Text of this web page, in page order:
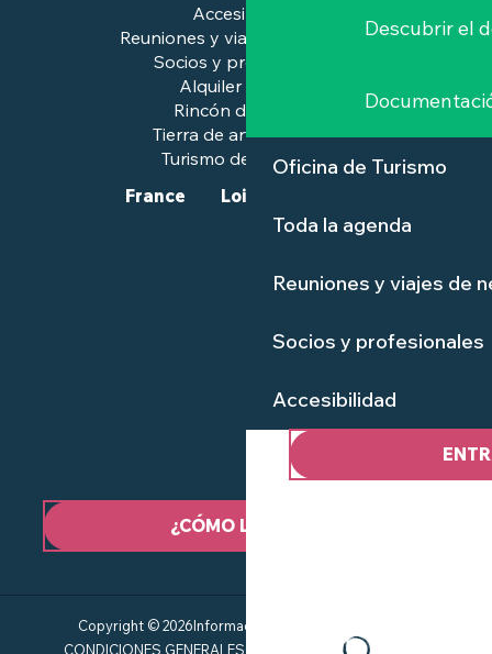
Descubrir el
Oficina de Turismo
Toda la agenda
Reuniones y viajes de
Socios y profesionales
Accesibilidad
Accesibilidad
Reuniones y viajes de negocios
Socios y profesionales
Alquiler de salas
Rincón de prensa
Tierra de arte e historia
Turismo de calidad™.
¿CÓMO LLEGAR?
France Loire-Atlantique
Copyright © 2026Información jurídica
CONDICIONES GENERALES Gestión del consentimiento